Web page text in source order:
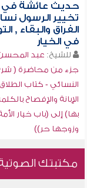
حديث عائشة في
تخيير الرسول
الفراق والبقاء ,
في الخيار
للشيخ: عبد المحسن
جزء من محاضرة (
النسائي - كتاب
الإبانة والإفصاح
بها) إلى (باب خيار
وزوجها حر))
مكتبتك